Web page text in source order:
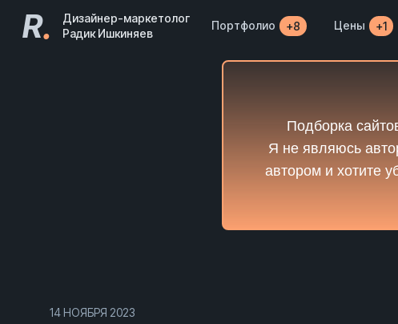
R.
Дизайнер-маркетолог
Радик Ишкиняев
Портфолио +8 Цены +1
Подборка
Я не являюсь
автором и хотите
14 НОЯБРЯ 2023